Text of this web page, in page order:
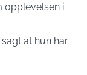
opplevelsen i
at hun har